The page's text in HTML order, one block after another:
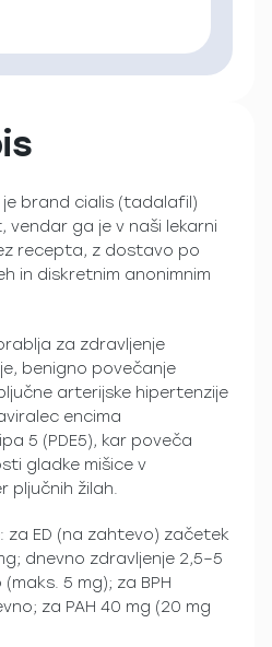
brand cialis (tadalafil)
vendar ga je v naši lekarni
recepta, z dostavo po
in diskretnim anonimnim
za zdravljenje
benigno povečanje
arterijske hipertenzije
encima
5 (PDE5), kar poveča
gladke mišice v
pljučnih žilah.
za ED (na zahtevo) začetek
dnevno zdravljenje 2,5–5
5 mg); za BPH
za PAH 40 mg (20 mg